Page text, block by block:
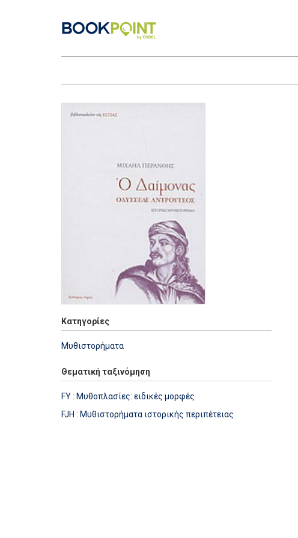
Κατηγορίες
Μυθιστορήματα
Θεματική ταξινόμηση
FY : Μυθοπλασίες: ειδικές μορφές
FJH : Μυθιστορήματα ιστορικής περιπέτειας